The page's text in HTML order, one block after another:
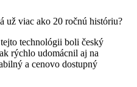
už viac ako 20 ročnú históriu?
technológii boli český
rýchlo udomácnil aj na
a cenovo dostupný